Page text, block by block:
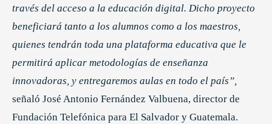
través del acceso a la educación digital. Dicho proyecto
beneficiará tanto a los alumnos como a los maestros,
quienes tendrán toda una plataforma educativa que le
permitirá aplicar metodologías de enseñanza
innovadoras, y entregaremos aulas en todo el país”,
señaló José Antonio Fernández Valbuena, director de
Fundación Telefónica para El Salvador y Guatemala.